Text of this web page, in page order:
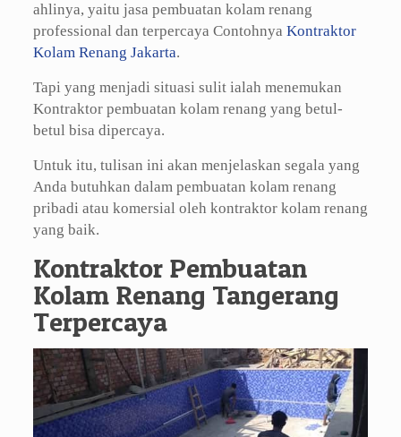
ahlinya, yaitu jasa pembuatan kolam renang
professional dan terpercaya Contohnya Kontraktor
Kolam Renang Jakarta.
Tapi yang menjadi situasi sulit ialah menemukan
Kontraktor pembuatan kolam renang yang betul-
betul bisa dipercaya.
Untuk itu, tulisan ini akan menjelaskan segala yang
Anda butuhkan dalam pembuatan kolam renang
pribadi atau komersial oleh kontraktor kolam renang
yang baik.
Kontraktor Pembuatan
Kolam Renang Tangerang
Terpercaya